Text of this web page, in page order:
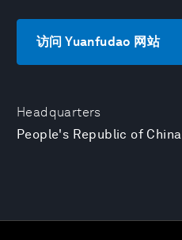
Headquarters
People's Republic of China
访问 Yuanfudao 网站